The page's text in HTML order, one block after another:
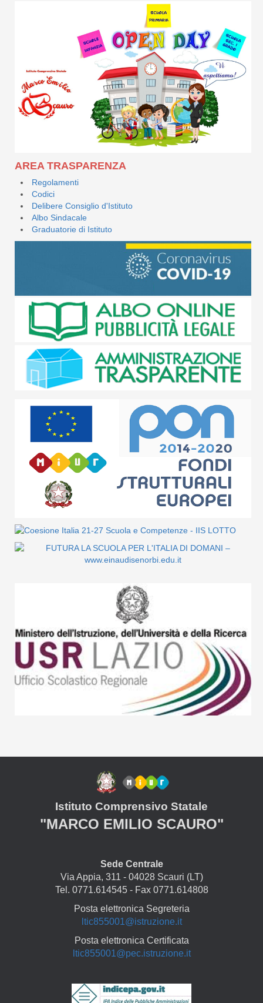
AREA TRASPARENZA
Regolamenti
Codici
Delibere Consiglio d'Istituto
Albo Sindacale
Graduatorie di Istituto
Istituto Comprensivo Statale
"MARCO EMILIO SCAURO"
Sede Centrale
Via Appia, 311 - 04028 Scauri (LT)
Tel. 0771.614545 - Fax 0771.614808
Posta elettronica Segreteria
ltic855001@istruzione.it
Posta elettronica Certificata
ltic855001@pec.istruzione.it